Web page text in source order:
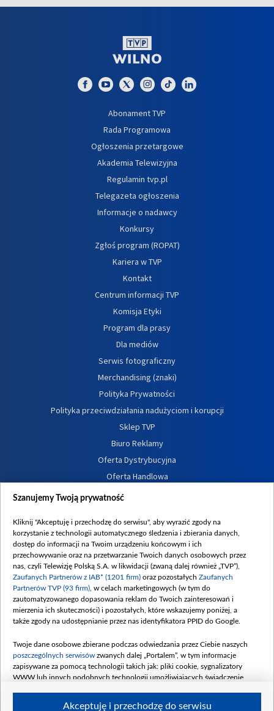
Abonament TVP
Rada Programowa
Ogłoszenia przetargowe
Akademia Telewizyjna
Regulamin tvp.pl
Telegazeta ogłoszenia
Informacje o nadawcy
Konkursy
Zgłoś program (ROPAT)
Kariera w TVP
Kontakt
Centrum informacji TVP
Komisja Etyki
Program dla prasy
Dla mediów
Serwis fotograficzny
Merchandising (znaki)
Polityka Prywatności
Polityka przeciwdziałania nadużyciom i korupcji
Sklep TVP
Biuro Reklamy
Oferta Dystrybucyjna
Oferta Handlowa
Dostępność
Procedura zgłoszeń wewnętrznych
Szanujemy Twoją prywatność
Kliknij "Akceptuję i przechodzę do serwisu", aby wyrazić zgody na
korzystanie z technologii automatycznego śledzenia i zbierania danych,
dostęp do informacji na Twoim urządzeniu końcowym i ich
przechowywanie oraz na przetwarzanie Twoich danych osobowych przez
nas, czyli Telewizję Polską S.A. w likwidacji (zwaną dalej również „TVP”),
Zaufanych Partnerów z IAB* (1201 firm) oraz pozostałych Zaufanych
Partnerów TVP (93 firm) , w celach marketingowych (w tym do
zautomatyzowanego dopasowania reklam do Twoich zainteresowań i
mierzenia ich skuteczności) i pozostałych, które wskazujemy poniżej, a
także zgody na udostępnianie przez nas identyfikatora PPID do Google.
Twoje dane osobowe zbierane podczas odwiedzania przez Ciebie naszych
poszczególnych serwisów zwanych dalej „Portalem”, w tym informacje
zapisywane za pomocą technologii takich jak: pliki cookie, sygnalizatory
WWW lub innych podobnych technologii umożliwiających świadczenie
Akceptuję i przechodzę do serwisu